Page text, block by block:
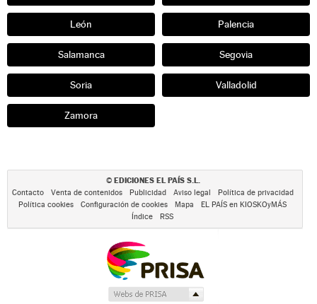
León Palencia
Salamanca Segovia
Soria Valladolid
Zamora
© EDICIONES EL PAÍS S.L.
Contacto Venta de contenidos Publicidad Aviso legal
Política de privacidad
Política cookies
Configuración de cookies Mapa
EL PAÍS en KIOSKOyMÁS
Índice
RSS